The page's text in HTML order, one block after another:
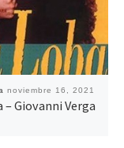
noviembre 16, 2021
– Giovanni Verga